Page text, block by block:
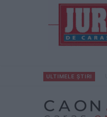
ULTIMELE ȘTIRI